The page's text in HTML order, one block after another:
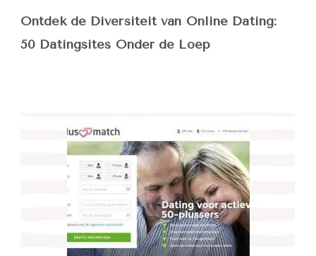
Ontdek de Diversiteit van Online Dating:
50 Datingsites Onder de Loep